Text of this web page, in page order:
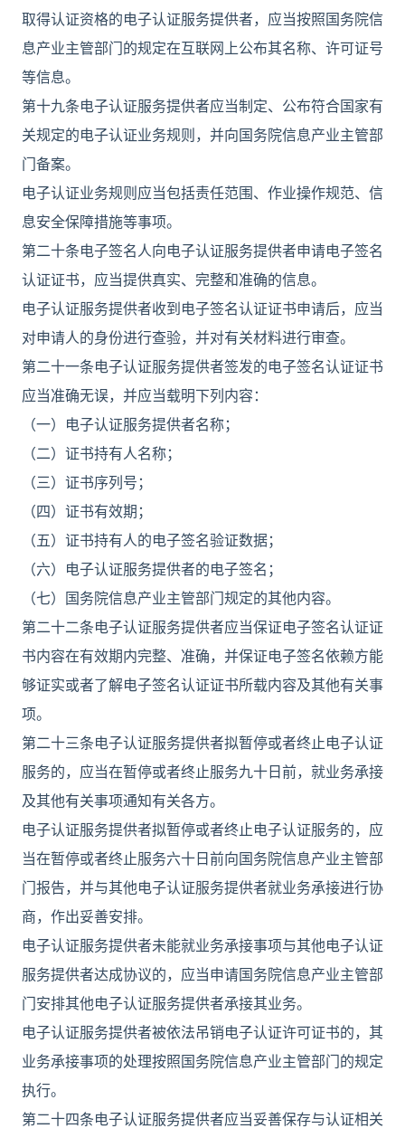
取得认证资格的电子认证服务提供者，应当按照国务院信
息产业主管部门的规定在互联网上公布其名称、许可证号
等信息。
第十九条电子认证服务提供者应当制定、公布符合国家有
关规定的电子认证业务规则，并向国务院信息产业主管部
门备案。
电子认证业务规则应当包括责任范围、作业操作规范、信
息安全保障措施等事项。
第二十条电子签名人向电子认证服务提供者申请电子签名
认证证书，应当提供真实、完整和准确的信息。
电子认证服务提供者收到电子签名认证证书申请后，应当
对申请人的身份进行查验，并对有关材料进行审查。
第二十一条电子认证服务提供者签发的电子签名认证证书
应当准确无误，并应当载明下列内容：
（一）电子认证服务提供者名称；
（二）证书持有人名称；
（三）证书序列号；
（四）证书有效期；
（五）证书持有人的电子签名验证数据；
（六）电子认证服务提供者的电子签名；
（七）国务院信息产业主管部门规定的其他内容。
第二十二条电子认证服务提供者应当保证电子签名认证证
书内容在有效期内完整、准确，并保证电子签名依赖方能
够证实或者了解电子签名认证证书所载内容及其他有关事
项。
第二十三条电子认证服务提供者拟暂停或者终止电子认证
服务的，应当在暂停或者终止服务九十日前，就业务承接
及其他有关事项通知有关各方。
电子认证服务提供者拟暂停或者终止电子认证服务的，应
当在暂停或者终止服务六十日前向国务院信息产业主管部
门报告，并与其他电子认证服务提供者就业务承接进行协
商，作出妥善安排。
电子认证服务提供者未能就业务承接事项与其他电子认证
服务提供者达成协议的，应当申请国务院信息产业主管部
门安排其他电子认证服务提供者承接其业务。
电子认证服务提供者被依法吊销电子认证许可证书的，其
业务承接事项的处理按照国务院信息产业主管部门的规定
执行。
第二十四条电子认证服务提供者应当妥善保存与认证相关